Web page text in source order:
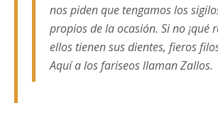
nos piden que tengamos los
propios de la ocasión. Si no ¡qué
ellos tienen sus dientes, fieros
Aquí a los fariseos llaman Zallos.